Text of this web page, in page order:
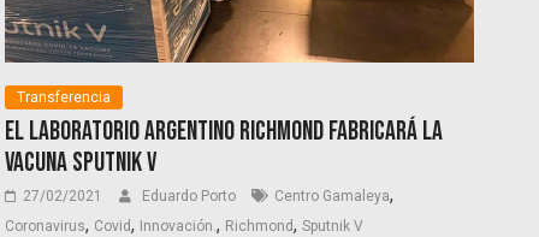
Transferencia
El laboratorio argentino Richmond fabricará la
vacuna Sputnik V
27/02/2021 Eduardo Porto Centro Gamaleya,
Coronavirus, Covid, Innovación., Richmond,Sputnik V